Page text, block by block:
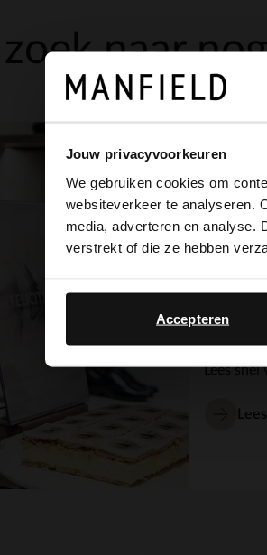
Jouw privacyvoorkeuren
We gebruiken cookies om
websiteverkeer te analyseren.
media, adverteren en analyse.
verstrekt of die ze hebben
Accepteren
naar
03
De
de
ons alles
jurk en
Lees snel